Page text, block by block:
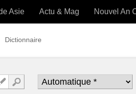
»
Asie Actu & Mag Nouvel An
Dictionnaire